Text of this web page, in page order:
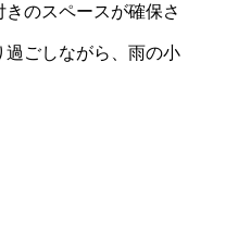
のスペースが確保さ
ごしながら、雨の小